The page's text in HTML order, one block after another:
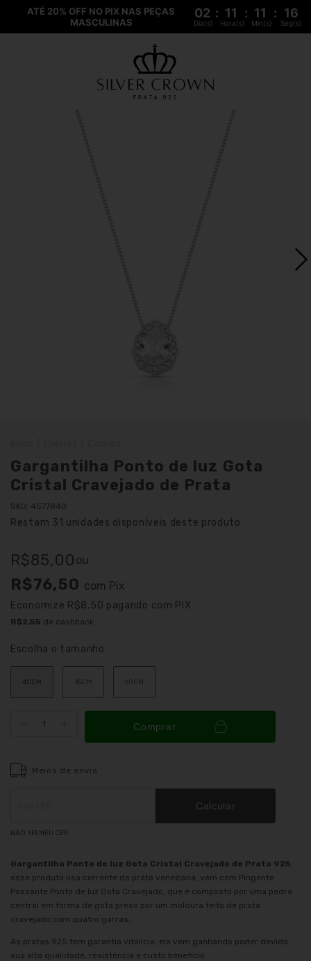
ATÉ 20% OFF NO PIX NAS PEÇAS
MASCULINAS
02 : 11 : 11 : 16
Dia(s) Hora(s) Min(s) Seg(s)
Gargantilha Ponto de luz Gota
Cristal Cravejado de Prata
SKU: 4577840
Restam 31 unidades disponíveis deste produto
R$85,00 ou
R$76,50 com Pix
Economize R$8,50 pagando com PIX
R$2,55 de cashback
Escolha o tamanho:
40CM 45CM 60CM
Comprar
Meios de envio
ALTERAR CEP
Calcular
NÃO SEI MEU CEP
Gargantilha Ponto de luz Gota Cristal Cravejado de Prata 925,
esse produto usa corrente de prata veneziana, vem com Pingente
Passante Ponto de luz Gota Cravejado, que é composto por uma pedra
central em forma de gota preso por um moldura feito de prata
cravejado com quatro garras;
As pratas 925 tem garantia vitalícia, ela vem ganhando poder devido
sua alta qualidade, resistência e custo benefício.